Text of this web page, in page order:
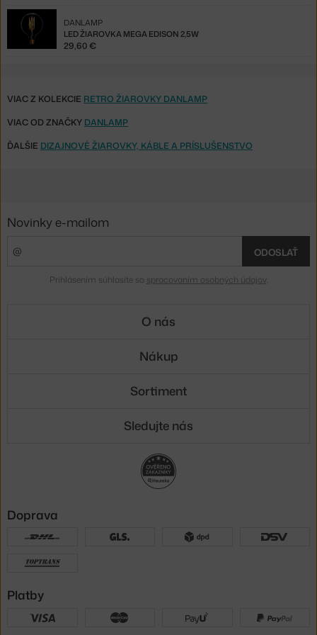
LED ŽIAROVKA MEGA EDISON 2,5W
DANLAMP
29,60 €
VIAC Z KOLEKCIE RETRO ŽIAROVKY DANLAMP
VIAC OD ZNAČKY DANLAMP
ĎALŠIE DIZAJNOVÉ ŽIAROVKY, KÁBLE A PRÍSLUŠENSTVO
Novinky e-mailom
ODOSLAŤ
Prihlásením súhlasíte so spracovaním osobných údajov.
O nás
Nákup
Sortiment
Sledujte nás
Doprava
Platby